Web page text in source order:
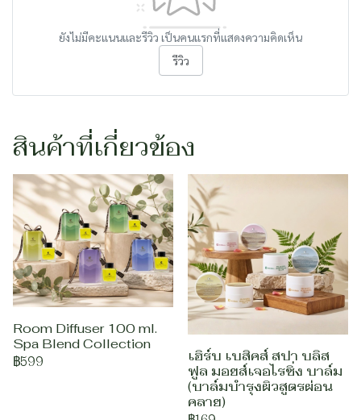
ยังไม่มีคะแนนและรีวิว เป็นคนแรกที่แสดงความคิดเห็น
รีวิว
สินค้าที่เกี่ยวข้อง
Room Diffuser 100 ml.
Spa Blend Collection
฿599
เฮิร์บ เบสิคส์ สปา บลิส
ฟูล มอยส์เจอไรซิ่ง บาล์ม
(บาล์มบำรุงผิวสูตรผ่อน
คลาย)